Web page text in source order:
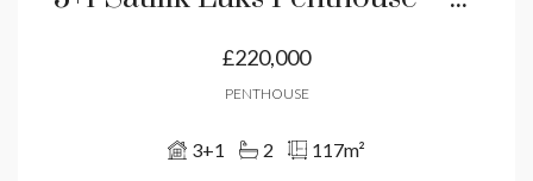
£220,000
PENTHOUSE
3+1 2 117m²